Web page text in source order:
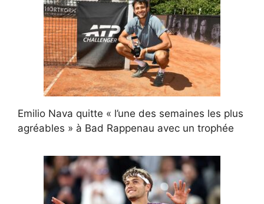
Emilio Nava quitte « l’une des semaines les plus
agréables » à Bad Rappenau avec un trophée